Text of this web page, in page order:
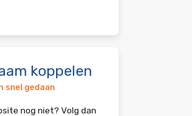
koppelen
snel gedaan
nog niet? Volg dan